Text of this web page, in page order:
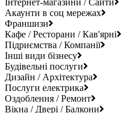
Акаунти в соц мережах
Франшизи
Кафе / Ресторани / Кав'ярні
Підриємства / Компанії
Інші види бізнесу
Будівельні послуги
Дизайн / Архітектура
Послуги електрика
Оздоблення / Ремонт
Вікна / Двері / Балкони